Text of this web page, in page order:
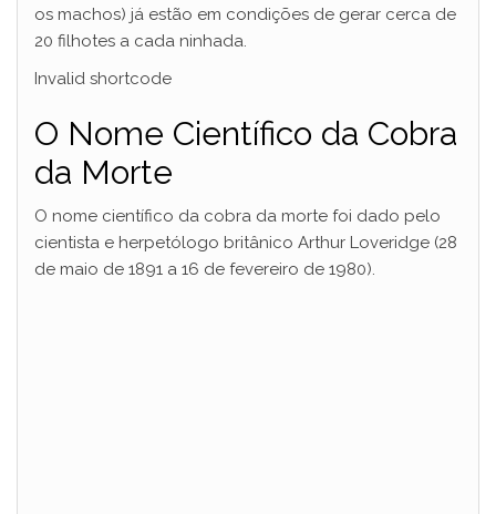
os machos) já estão em condições de gerar cerca de
20 filhotes a cada ninhada.
Invalid shortcode
O Nome Científico da Cobra
da Morte
O nome científico da cobra da morte foi dado pelo
cientista e herpetólogo britânico Arthur Loveridge (28
de maio de 1891 a 16 de fevereiro de 1980).